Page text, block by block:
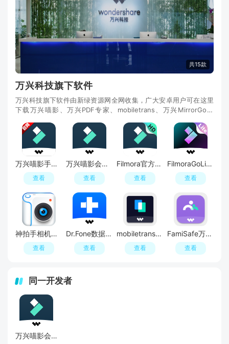
共15款
万兴科技旗下软件
万兴科技旗下软件由新绿资源网全网收集，广大安卓用户可在这里
下载万兴喵影、万兴PDF专家、mobiletrans、万兴MirrorGo、
万兴喵影手机客户端apk
查看
万兴喵影会员破解版
查看
Filmora官方app下载
查看
FilmoraGoLite万兴喵影精简版
查看
神拍手相机软件国际版
查看
Dr.Fone数据恢复软件手机版apk
查看
mobiletrans手机软件安装包
查看
FamiSafe万兴家庭安全app手机版
查看
同一开发者
万兴喵影会员破解版